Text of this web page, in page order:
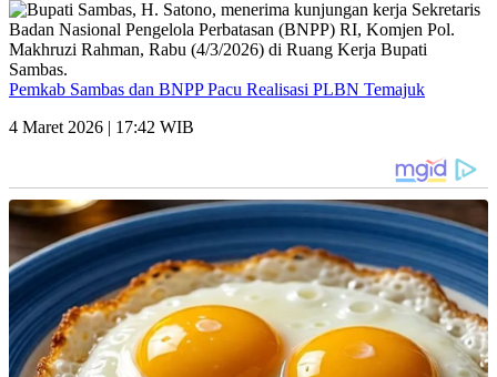
Pemkab Sambas dan BNPP Pacu Realisasi PLBN Temajuk
4 Maret 2026 | 17:42 WIB